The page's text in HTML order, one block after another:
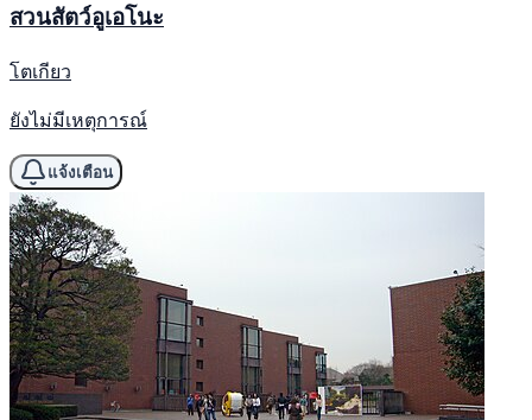
สวนสัตว์อูเอโนะ
โตเกียว
ยังไม่มีเหตุการณ์
แจ้งเตือน